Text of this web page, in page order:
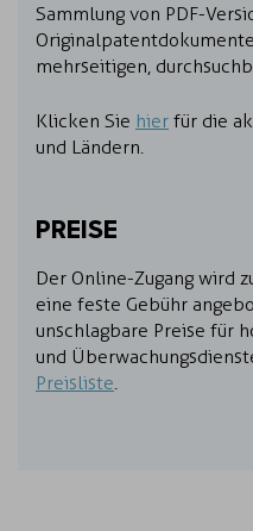
Sammlung von PDF-
mehrseitigen,
Klicken Sie hier für die
und Ländern.
PREISE
Der Online-Zugang wird
eine feste Gebühr
unschlagbare Preise für
und
Preisliste.